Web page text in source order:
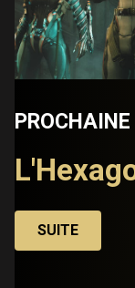
SUITE